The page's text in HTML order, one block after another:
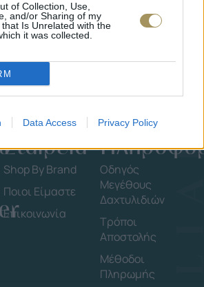
of Collection, Use,
and/or Sharing of my
Is Unrelated with the
it was collected.
Data Access Privacy Policy
Εταιρεία
Shop By Brand
Ποιοι Είμαστε
Επικοινωνία
Οδηγός
Μεγέθους
Δαχτυλιδιών
Τρόποι
Αποστολής
Μέθοδοι
Πληρωμής